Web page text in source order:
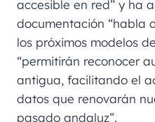
accesible en red” y ha
documentación “habla
los próximos modelos
“permitirán reconocer
antigua, facilitando el
datos que renovarán
pasado andaluz”.